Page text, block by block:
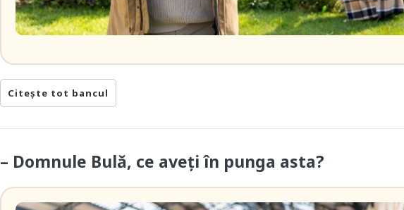
Citește tot bancul
– Domnule Bulă, ce aveți în punga asta?